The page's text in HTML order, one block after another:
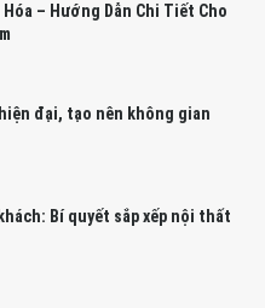
Hóa – Hướng Dẫn Chi Tiết Cho
đại, tạo nên không gian
Bí quyết sắp xếp nội thất